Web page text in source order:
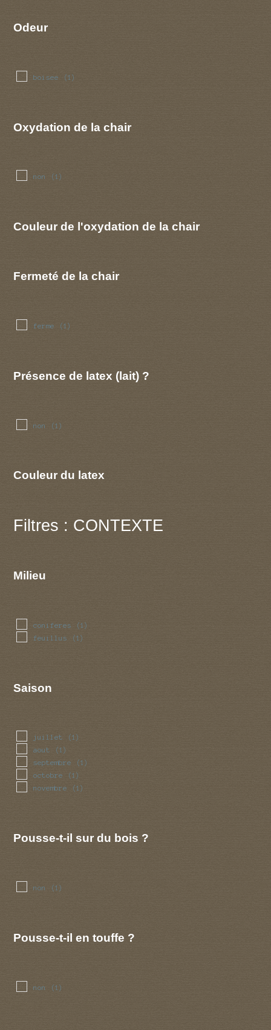
Odeur
boisee (1)
Oxydation de la chair
non (1)
Couleur de l'oxydation de la chair
Fermeté de la chair
ferme (1)
Présence de latex (lait) ?
non (1)
Couleur du latex
Filtres : CONTEXTE
Milieu
coniferes (1)
feuillus (1)
Saison
juillet (1)
aout (1)
septembre (1)
octobre (1)
novembre (1)
Pousse-t-il sur du bois ?
non (1)
Pousse-t-il en touffe ?
non (1)